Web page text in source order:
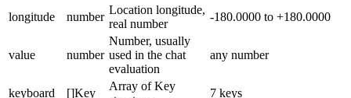
longitude
number
Location longitude,
real number
-180.0000 to +180.0000
value number
Number, usually
used in the chat
evaluation
any number
keyboard []Key
Array of Key
7 keys